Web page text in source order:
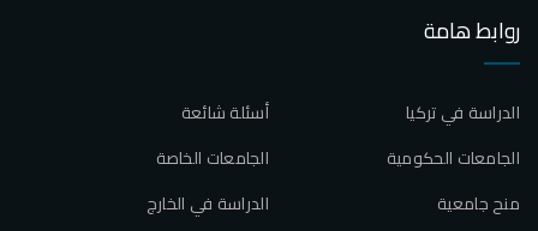
روابط هامة
أسئلة شائعة
الدراسة في تركيا
الجامعات الخاصة
الجامعات الحكومية
الدراسة في الخارج
منح جامعية